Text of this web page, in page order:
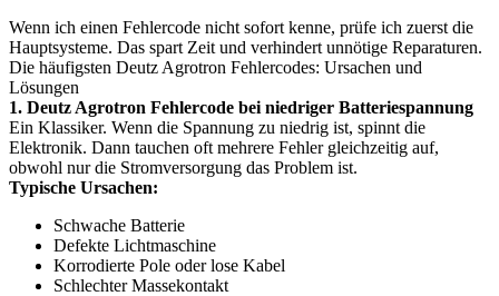
Wenn ich einen Fehlercode nicht sofort kenne, prüfe ich zuerst die
Hauptsysteme. Das spart Zeit und verhindert unnötige Reparaturen.
Die häufigsten Deutz Agrotron Fehlercodes: Ursachen und
Lösungen
1. Deutz Agrotron Fehlercode bei niedriger Batteriespannung
Ein Klassiker. Wenn die Spannung zu niedrig ist, spinnt die
Elektronik. Dann tauchen oft mehrere Fehler gleichzeitig auf,
obwohl nur die Stromversorgung das Problem ist.
Typische Ursachen:
Schwache Batterie
Defekte Lichtmaschine
Korrodierte Pole oder lose Kabel
Schlechter Massekontakt